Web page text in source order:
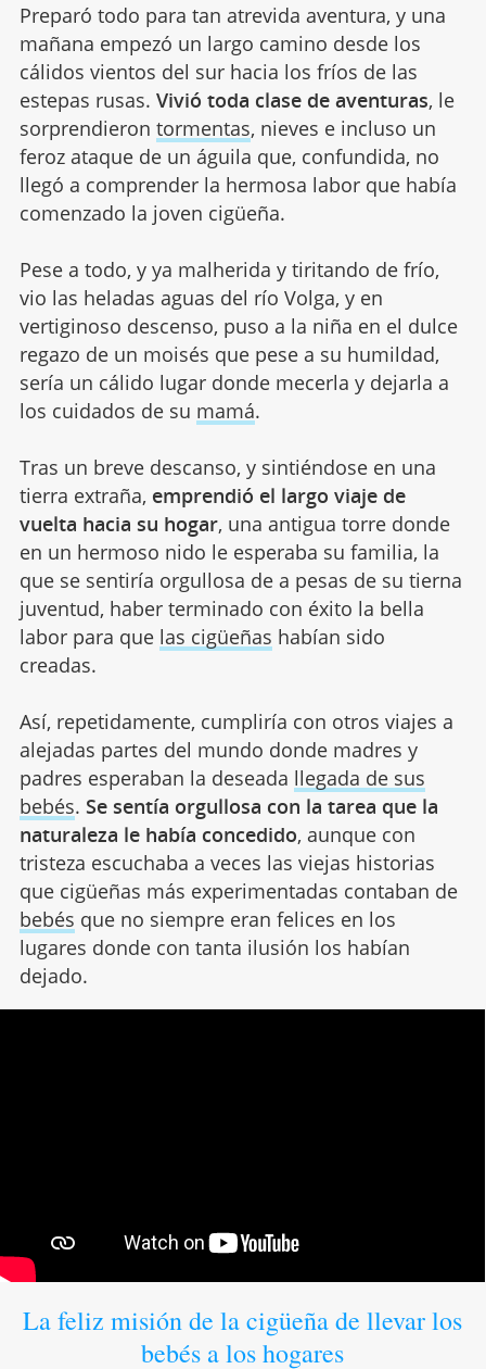
Preparó todo para tan atrevida aventura, y una
mañana empezó un largo camino desde los
cálidos vientos del sur hacia los fríos de las
estepas rusas. Vivió toda clase de aventuras, le
sorprendieron tormentas, nieves e incluso un
feroz ataque de un águila que, confundida, no
llegó a comprender la hermosa labor que había
comenzado la joven cigüeña.
Pese a todo, y ya malherida y tiritando de frío,
vio las heladas aguas del río Volga, y en
vertiginoso descenso, puso a la niña en el dulce
regazo de un moisés que pese a su humildad,
sería un cálido lugar donde mecerla y dejarla a
los cuidados de su mamá.
Tras un breve descanso, y sintiéndose en una
tierra extraña, emprendió el largo viaje de
vuelta hacia su hogar, una antigua torre donde
en un hermoso nido le esperaba su familia, la
que se sentiría orgullosa de a pesas de su tierna
juventud, haber terminado con éxito la bella
labor para que las cigüeñas habían sido
creadas.
Así, repetidamente, cumpliría con otros viajes a
alejadas partes del mundo donde madres y
padres esperaban la deseada llegada de sus
bebés. Se sentía orgullosa con la tarea que la
naturaleza le había concedido, aunque con
tristeza escuchaba a veces las viejas historias
que cigüeñas más experimentadas contaban de
bebés que no siempre eran felices en los
lugares donde con tanta ilusión los habían
dejado.
La feliz misión de la cigüeña de llevar los
bebés a los hogares